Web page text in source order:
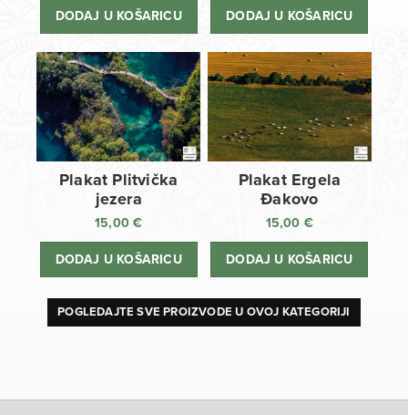
DODAJ U KOŠARICU DODAJ U KOŠARICU
Plakat Plitvička
jezera
15,00€
DODAJ U KOŠARICU
Plakat Ergela
Đakovo
15,00 €
DODAJ U KOŠARICU
POGLEDAJTE SVE PROIZVODE U OVOJ KATEGORIJI